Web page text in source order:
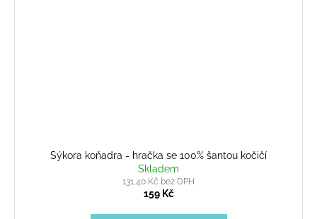
Sýkora koňadra - hračka se 100% šantou kočičí
Skladem
131,40 Kč bez DPH
159 Kč